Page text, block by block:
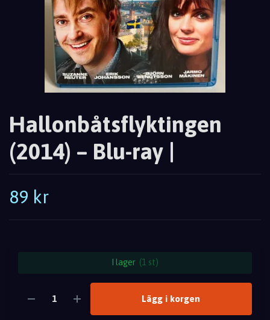
Hallonbåtsflyktingen
(2014) – Blu-ray |
89 kr
I lager (1 st)
Lägg i korgen